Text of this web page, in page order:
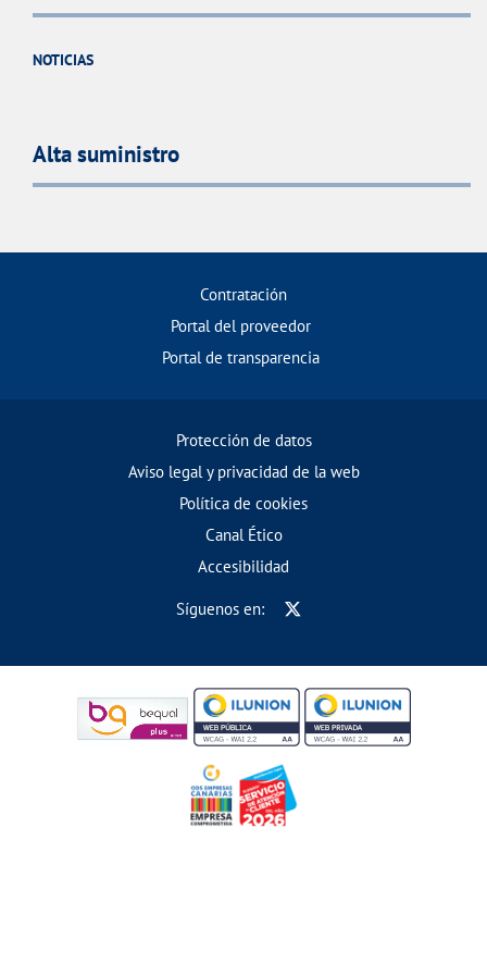
NOTICIAS
Alta suministro
Contratación
Portal del proveedor
Portal de transparencia
Protección de datos
Aviso legal y privacidad de la web
Política de cookies
Canal Ético
Accesibilidad
Síguenos en: